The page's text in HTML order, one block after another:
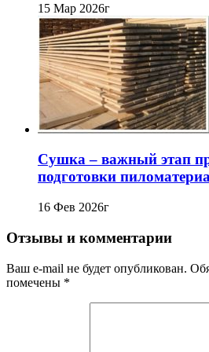
15 Мар 2026г
Сушка – важный этап
подготовки
16 Фев 2026г
Отзывы и комментарии
Ваш e-mail не будет опубликован.
помечены *